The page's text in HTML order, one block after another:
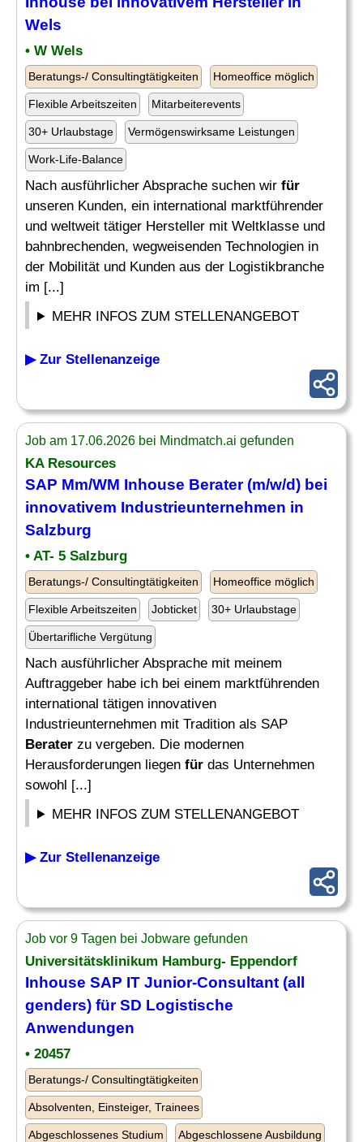
Wels
• W Wels
Beratungs-/ Consultingtätigkeiten Homeoffice möglich
Flexible Arbeitszeiten Mitarbeiterevents
30+ Urlaubstage Vermögenswirksame Leistungen
Work-Life-Balance
Nach ausführlicher Absprache suchen wir für
unseren Kunden, ein international marktführender
und weltweit tätiger Hersteller mit Weltklasse und
bahnbrechenden, wegweisenden Technologien in
der Mobilität und Kunden aus der Logistikbranche
im [...]
MEHR INFOS ZUM STELLENANGEBOT
▶ Zur Stellenanzeige
Job am 17.06.2026 bei Mindmatch.ai gefunden
KA Resources
SAP Mm/WM Inhouse Berater(m/w/d) bei
innovativem Industrieunternehmen in
Salzburg
• AT- 5 Salzburg
Beratungs-/ Consultingtätigkeiten Homeoffice möglich
Flexible Arbeitszeiten Jobticket 30+ Urlaubstage
Übertarifliche Vergütung
Nach ausführlicher Absprache mit meinem
Auftraggeber habe ich bei einem marktführenden
international tätigen innovativen
Industrieunternehmen mit Tradition als SAP
Berater zu vergeben. Die modernen
Herausforderungen liegen für das Unternehmen
sowohl [...]
MEHR INFOS ZUM STELLENANGEBOT
▶ Zur Stellenanzeige
Job vor 9 Tagen bei Jobware gefunden
Universitätsklinikum Hamburg- Eppendorf
Inhouse SAP IT Junior-Consultant (all
genders) fürSD Logistische
Anwendungen
• 20457
Beratungs-/ Consultingtätigkeiten
Absolventen, Einsteiger, Trainees
Abgeschlossenes Studium Abgeschlossene Ausbildung